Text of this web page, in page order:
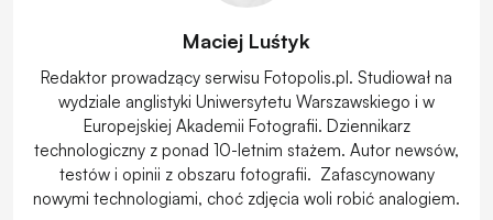
Maciej Luśtyk
Redaktor prowadzący serwisu Fotopolis.pl. Studiował na
wydziale anglistyki Uniwersytetu Warszawskiego i w
Europejskiej Akademii Fotografii. Dziennikarz
technologiczny z ponad 10-letnim stażem. Autor newsów,
testów i opinii z obszaru fotografii. Zafascynowany
nowymi technologiami, choć zdjęcia woli robić analogiem.